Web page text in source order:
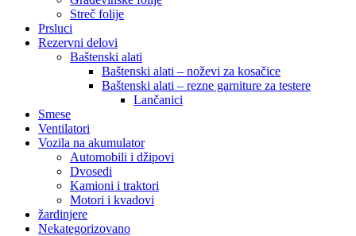
Streč folije
Prsluci
Rezervni delovi
Baštenski alati
Baštenski alati – noževi za kosačice
Baštenski alati – rezne garniture za testere
Lančanici
Smese
Ventilatori
Vozila na akumulator
Automobili i džipovi
Dvosedi
Kamioni i traktori
Motori i kvadovi
žardinjere
Nekategorizovano